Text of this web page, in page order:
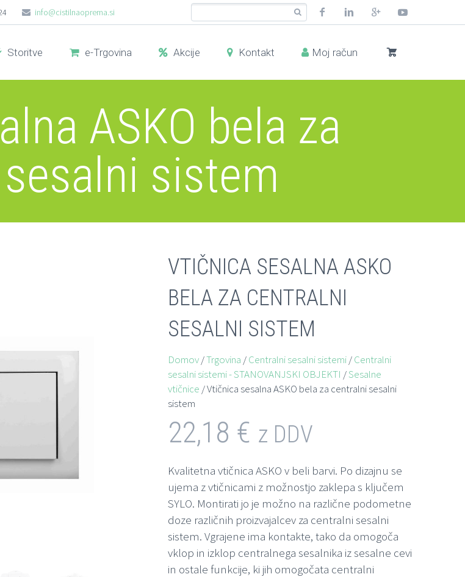
info@cistilnaoprema.si
Storitve e-Trgovina Akcije Kontakt Moj račun
ASKO bela za
sistem
VTIČNICA SESALNA ASKO
BELA ZA CENTRALNI
SESALNI SISTEM
Domov/Trgovina /Centralni sesalni sistemi/Centralni
sesalni sistemi - STANOVANJSKI OBJEKTI /Sesalne
vtičnice / Vtičnica sesalna ASKO bela za centralni sesalni
sistem
22,18 € z DDV
Kvalitetna vtičnica ASKO v beli barvi. Po dizajnu se
ujema z vtičnicami z možnostjo zaklepa s ključem
SYLO. Montirati jo je možno na različne podometne
doze različnih proizvajalcev za centralni sesalni
sistem. Vgrajene ima kontakte, tako da omogoča
vklop in izklop centralnega sesalnika iz sesalne cevi
in ostale funkcije, ki jih omogočata centralni